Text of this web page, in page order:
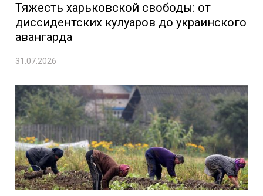
Тяжесть харьковской свободы: от
диссидентских кулуаров до украинского
авангарда
31.07.2026